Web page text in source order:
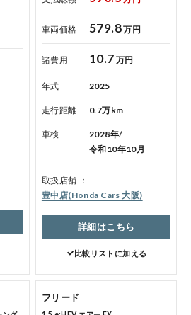
レートサイト
整備のご予約
のお問い合わせ
レートサイト
車両価格 579.8万円
諸費用 10.7 万円
年式 2025
走行距離 0.7万km
車検
2028年/
令和10年10月
取扱店舗
豊中店(Honda Cars 大阪)
詳細はこちら
比較リストに加える
フリード